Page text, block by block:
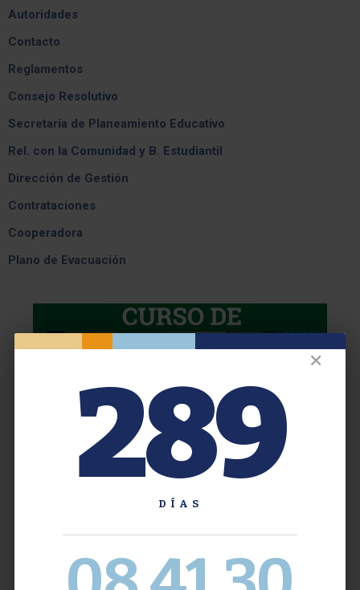
Autoridades
Contacto
Reglamentos
Consejo Resolutivo
Secretaría de Planeamiento Educativo
Rel. con la Comunidad y B. Estudiantil
Dirección de Gestión
Contrataciones
Cooperadora
Plano de Evacuación
✕
289
DÍAS